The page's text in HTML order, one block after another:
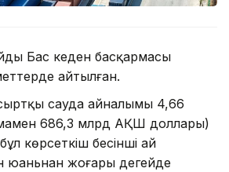
Бас кеден басқармасы
айтылған.
сыртқы сауда айналымы 4,66
686,3 млрд АҚШ доллары)
көрсеткіш бесінші ай
юаньнан жоғары деңгейде